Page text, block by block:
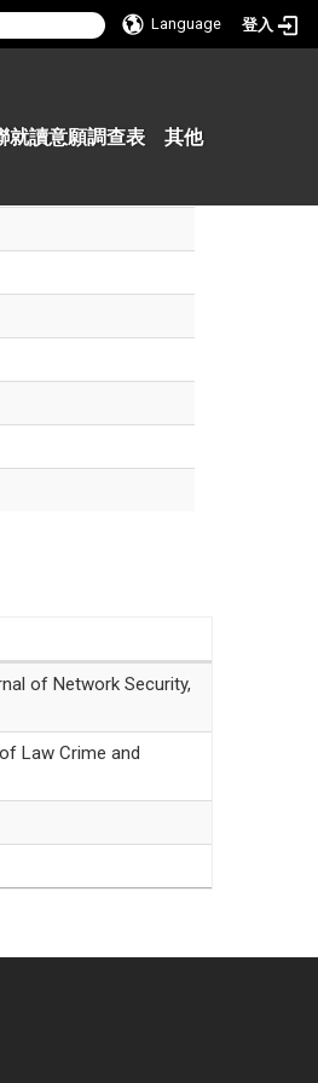
Language 登入
就讀意願調查表 其他
of Network Security,
Law Crime and